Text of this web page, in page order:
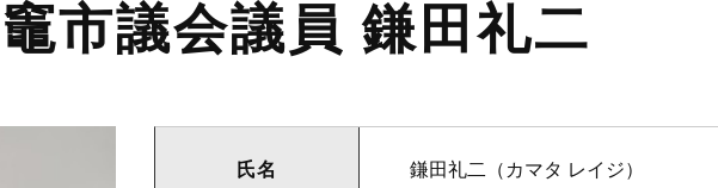
市議会議員 鎌田礼二
氏名 鎌田礼二（カマタ レイジ）